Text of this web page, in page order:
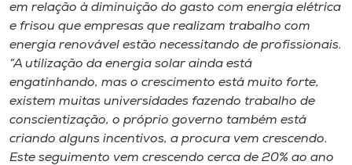
em relação à diminuição do gasto com energia elétrica
e frisou que empresas que realizam trabalho com
energia renovável estão necessitando de profissionais.
“A utilização da energia solar ainda está
engatinhando, mas o crescimento está muito forte,
existem muitas universidades fazendo trabalho de
conscientização, o próprio governo também está
criando alguns incentivos, a procura vem crescendo.
Este seguimento vem crescendo cerca de 20% ao ano